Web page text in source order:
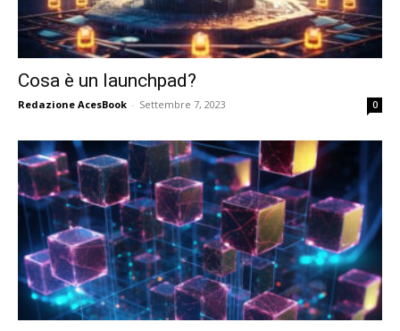
Cosa è un launchpad?
Redazione AcesBook - Settembre 7, 2023 0